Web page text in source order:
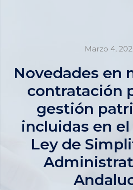
Marzo 4,
Novedades en
contratación
gestión
incluidas en
Ley de